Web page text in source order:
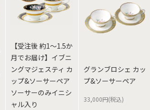
【受注後 約1～1.5か
月でお届け】イブニ
ングマジェスティ カ
ップ&ソーサーペア
ソーサーのみイニシ
ャル入り
グランブロシェ カッ
プ&ソーサーペア
33,000円(税込)